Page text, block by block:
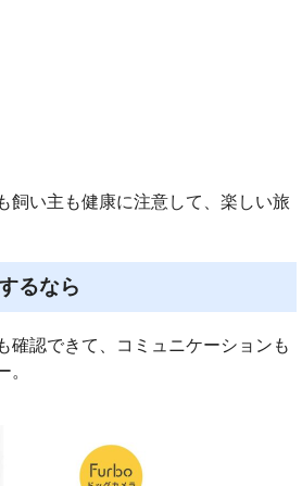
飼い主も健康に注意して、楽しい旅
るなら
確認できて、コミュニケーションも
。